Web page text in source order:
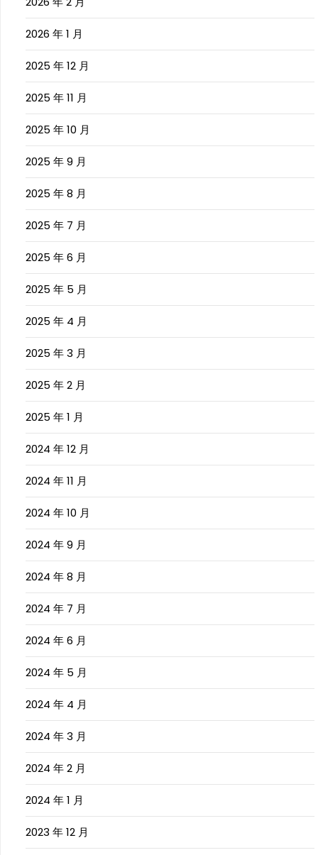
2026 年 1 月
2025 年 12 月
2025 年 11 月
2025 年 10 月
2025 年 9 月
2025 年 8 月
2025 年 7 月
2025 年 6 月
2025 年 5 月
2025 年 4 月
2025 年 3 月
2025 年 2 月
2025 年 1 月
2024 年 12 月
2024 年 11 月
2024 年 10 月
2024 年 9 月
2024 年 8 月
2024 年 7 月
2024 年 6 月
2024 年 5 月
2024 年 4 月
2024 年 3 月
2024 年 2 月
2024 年 1 月
2023 年 12 月